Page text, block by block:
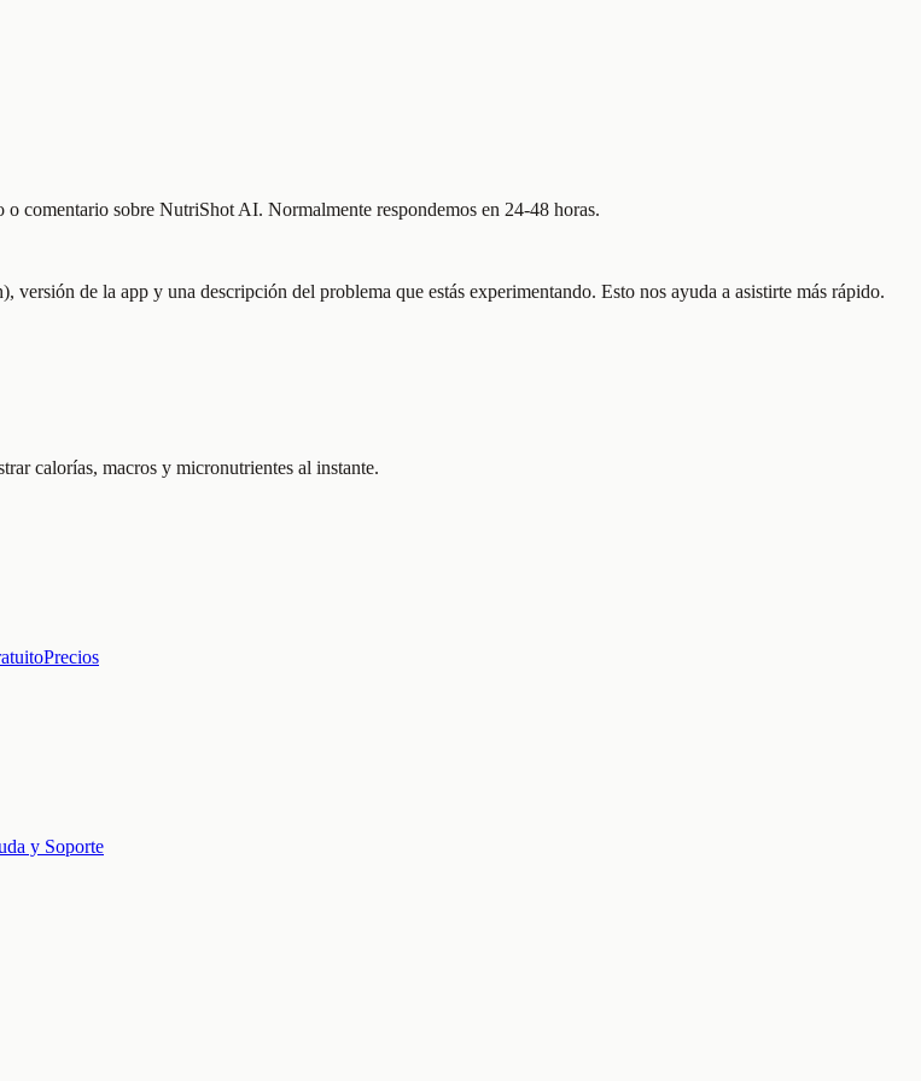
comentario sobre NutriShot AI. Normalmente respondemos en 24-48 horas.
de la app y una descripción del problema que estás experimentando. Esto nos ayuda a asistirte más rápido.
calorías, macros y micronutrientes al instante.
Precios
y Soporte